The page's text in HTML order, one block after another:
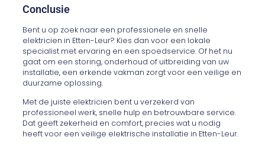
Conclusie
Bent u op zoek naar een professionele en snelle
elektricien in Etten-Leur? Kies dan voor een lokale
specialist met ervaring en een spoedservice. Of het nu
gaat om een storing, onderhoud of uitbreiding van uw
installatie, een erkende vakman zorgt voor een veilige en
duurzame oplossing.
Met de juiste elektricien bent u verzekerd van
professioneel werk, snelle hulp en betrouwbare service.
Dat geeft zekerheid en comfort, precies wat u nodig
heeft voor een veilige elektrische installatie in Etten-Leur.